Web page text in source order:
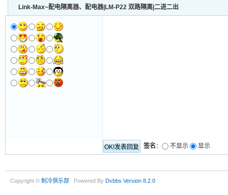
Link-Max~配电隔离器、配电器|LM-P22 双路隔离|二进二出
签名 ： 不显示 显示
Copyright © 制冷俱乐部 Powered By Dvbbs Version 8.2.0